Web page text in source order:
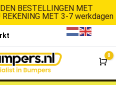
BESTELLINGEN MET
REKENING MET 3-7 werkdagen
0